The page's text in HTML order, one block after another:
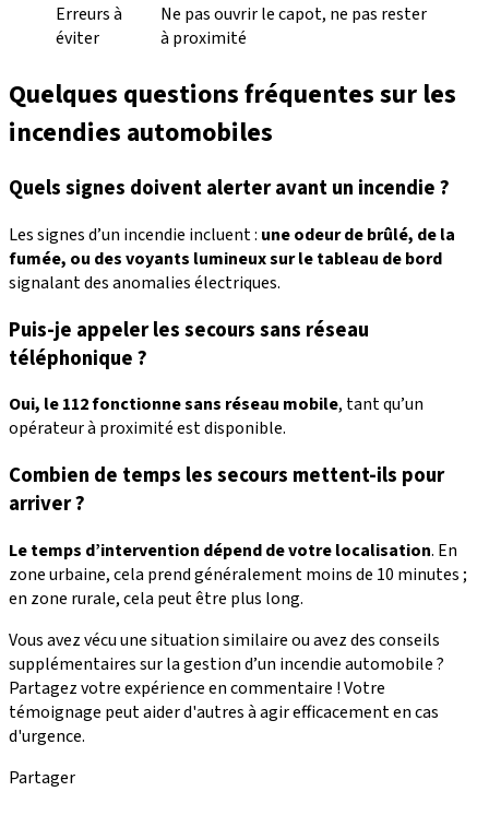
Erreurs à
éviter
Ne pas ouvrir le capot, ne pas rester
à proximité
Quelques questions fréquentes sur les
incendies automobiles
Quels signes doivent alerter avant un incendie ?
Les signes d’un incendie incluent : une odeur de brûlé, de la
fumée, ou des voyants lumineux sur le tableau de bord
signalant des anomalies électriques.
Puis-je appeler les secours sans réseau
téléphonique ?
Oui, le112 fonctionne sans réseau mobile, tant qu’un
opérateur à proximité est disponible.
Combien de temps les secours mettent-ils pour
arriver ?
Le temps d’intervention dépend de votre localisation. En
zone urbaine, cela prend généralement moins de 10 minutes ;
en zone rurale, cela peut être plus long.
Vous avez vécu une situation similaire ou avez des conseils
supplémentaires sur la gestion d’un incendie automobile ?
Partagez votre expérience en commentaire ! Votre
témoignage peut aider d'autres à agir efficacement en cas
d'urgence.
Partager